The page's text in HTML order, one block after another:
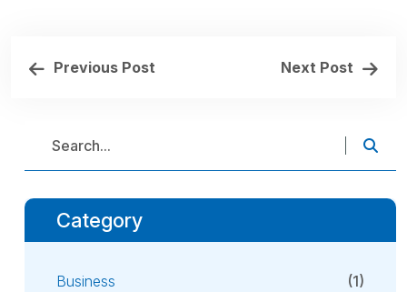
Previous Post Next Post
Category
Business (1)